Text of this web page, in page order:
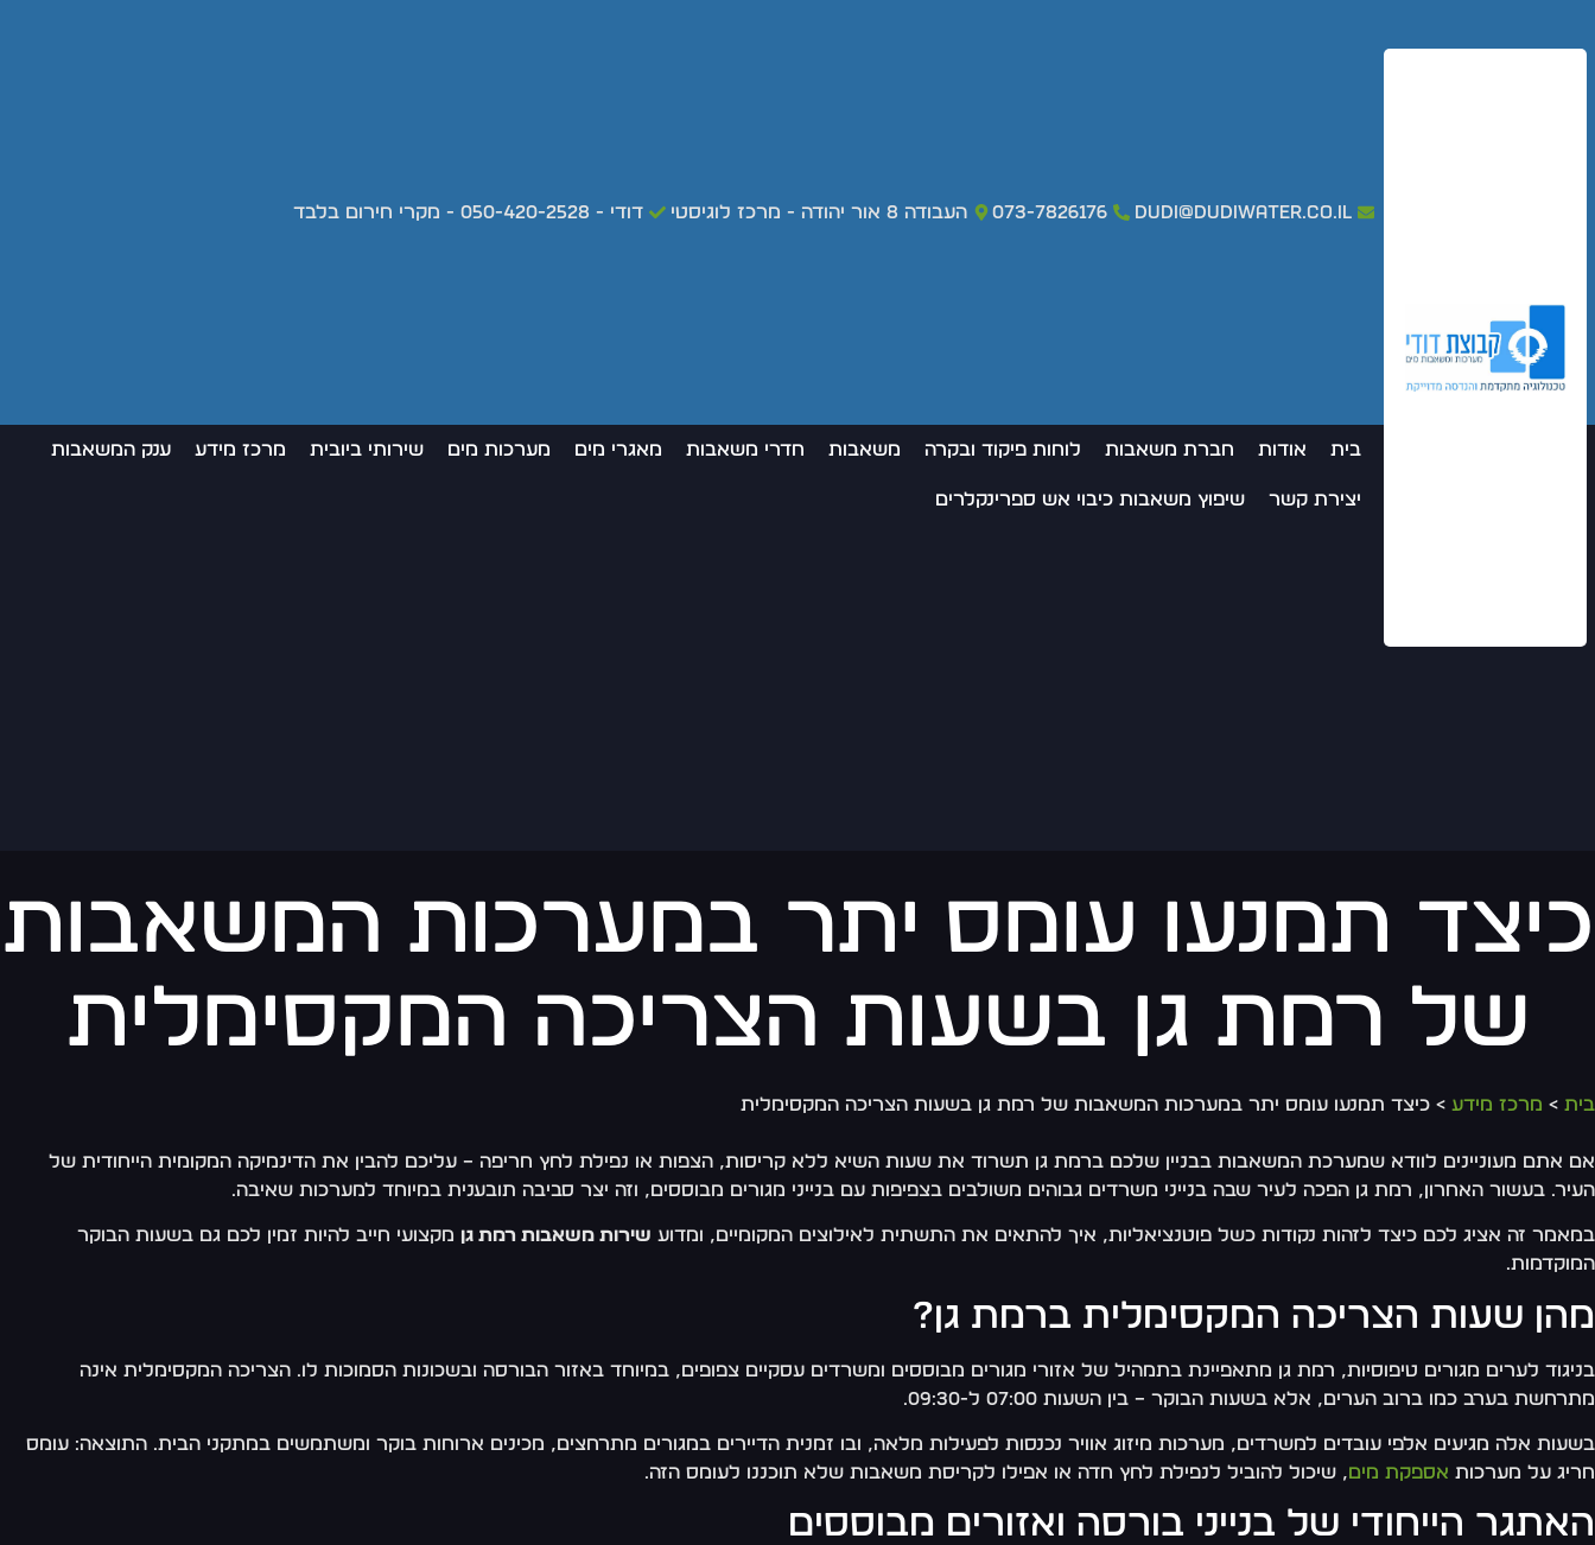
dudi@dudiwater.co.il
073-7826176 העבודה 8 אור יהודה - מרכז לוגיסטי דודי - 050-420-2528 - מקרי חירום בלבד
בית אודות חברת משאבות לוחות פיקוד ובקרה משאבות חדרי משאבות מאגרי מים מערכות מים שירותי ביובית מרכז מידע ענק המשאבות
יצירת קשר שיפוץ משאבות כיבוי אש ספרינקלרים
כיצד תמנעו עומס יתר במערכות המשאבות
של רמת גן בשעות הצריכה המקסימלית
בית > מרכז מידע > כיצד תמנעו עומס יתר במערכות המשאבות של רמת גן בשעות הצריכה המקסימלית
אם אתם מעוניינים לוודא שמערכת המשאבות בבניין שלכם ברמת גן תשרוד את שעות השיא ללא קריסות, הצפות או נפילת לחץ חריפה – עליכם להבין את הדינמיקה המקומית הייחודית של
העיר. בעשור האחרון, רמת גן הפכה לעיר שבה בנייני משרדים גבוהים משולבים בצפיפות עם בנייני מגורים מבוססים, וזה יצר סביבה תובענית במיוחד למערכות שאיבה.
במאמר זה אציג לכם כיצד לזהות נקודות כשל פוטנציאליות, איך להתאים את התשתית לאילוצים המקומיים, ומדוע שירות משאבות רמת גן מקצועי חייב להיות זמין לכם גם בשעות הבוקר
המוקדמות.
מהן שעות הצריכה המקסימלית ברמת גן?
בניגוד לערים מגורים טיפוסיות, רמת גן מתאפיינת בתמהיל של אזורי מגורים מבוססים ומשרדים עסקיים צפופים, במיוחד באזור הבורסה ובשכונות הסמוכות לו. הצריכה המקסימלית אינה
מתרחשת בערב כמו ברוב הערים, אלא בשעות הבוקר – בין השעות 07:00 ל-09:30.
בשעות אלה מגיעים אלפי עובדים למשרדים, מערכות מיזוג אוויר נכנסות לפעילות מלאה, ובו זמנית הדיירים במגורים מתרחצים, מכינים ארוחות בוקר ומשתמשים במתקני הבית. התוצאה: עומס
חריג על מערכות אספקת מים, שיכול להוביל לנפילת לחץ חדה או אפילו לקריסת משאבות שלא תוכננו לעומס הזה.
האתגר הייחודי של בנייני בורסה ואזורים מבוססים